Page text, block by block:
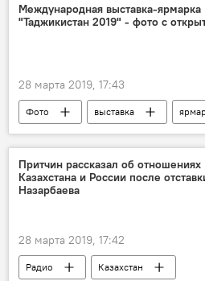
Международная выставка-ярмарка
"Таджикистан 2019" - фото с
28 марта 2019, 17:43
Фото выставка
Новости Душанбе
Притчин рассказал об отношениях
Казахстана и России после
Назарбаева
28 марта 2019, 17:42
Радио Казахстан